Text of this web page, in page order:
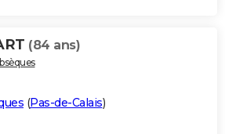
(84 ans)
(Pas-de-Calais)